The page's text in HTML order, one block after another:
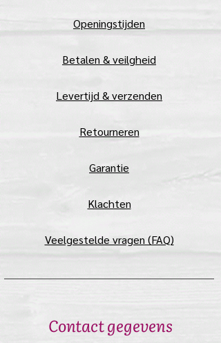
​Openingstijden
Betalen & veilgheid
Levertijd & verzenden
Retourneren
Garantie
Klachten
Veelgestelde vragen (FAQ)
Contact gegevens